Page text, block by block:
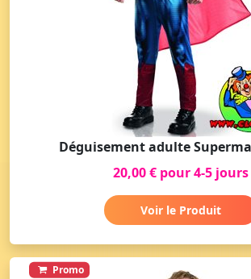
Déguisement adulte
20,00 € pour 4-5 jours
Voir le Produit
Promo